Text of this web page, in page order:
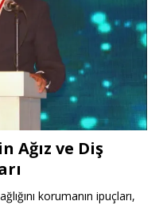
Ağız ve Diş
korumanın ipuçları,